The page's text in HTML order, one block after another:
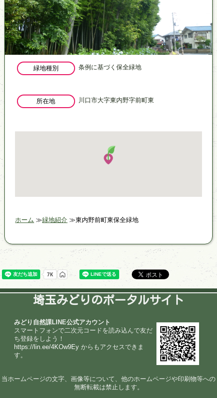
緑地種別 条例に基づく保全緑地
所在地 川口市大字東内野字前町東
ホーム 緑地紹介 東内野前町東保全緑地
埼玉みどりのポータルサイト
みどり自然課LINE公式アカウント
スマートフォンで二次元コードを読み込んで友だ
ち登録をしよう！
https://lin.ee/4KOw9Ey からもアクセスできま
す。
当ホームページの文字、画像等について、他のホームページや印刷物等への
無断転載は禁止します。